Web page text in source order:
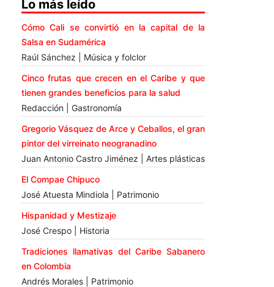
Lo más leído
Cómo Cali se convirtió en la capital de la
Salsa en Sudamérica
Raúl Sánchez | Música y folclor
Cinco frutas que crecen en el Caribe y que
tienen grandes beneficios para la salud
Redacción | Gastronomía
Gregorio Vásquez de Arce y Ceballos, el gran
pintor del virreinato neogranadino
Juan Antonio Castro Jiménez | Artes plásticas
El Compae Chipuco
José Atuesta Mindiola | Patrimonio
Hispanidad y Mestizaje
José Crespo | Historia
Tradiciones llamativas del Caribe Sabanero
en Colombia
Andrés Morales | Patrimonio